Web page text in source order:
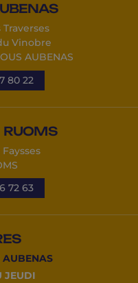
Vinobre
AUBENAS
80 22
72 63
AUBENAS
JEUDI